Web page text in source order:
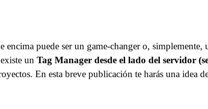
puede ser un game-changer o, simplemente,
un Tag Manager desde el lado del servidor
En esta breve publicación te harás una idea